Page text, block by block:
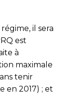
il sera
est
à
maximale
tenir
en 2017) ; et